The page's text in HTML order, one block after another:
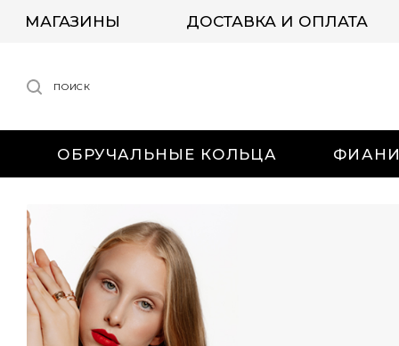
МАГАЗИНЫ ДОСТАВКА И ОПЛАТА
ПОИСК
ОБРУЧАЛЬНЫЕ КОЛЬЦА